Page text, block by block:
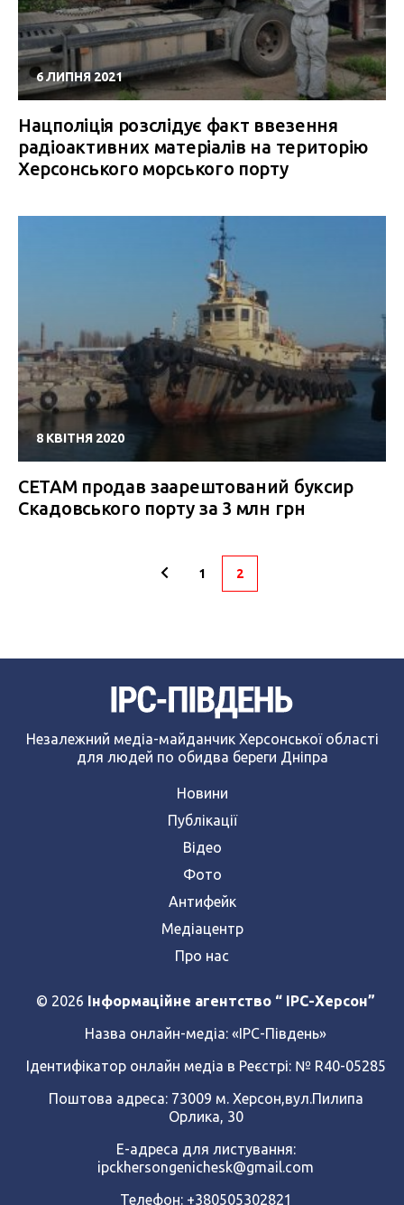
6 ЛИПНЯ 2021
Нацполіція розслідує факт ввезення
радіоактивних матеріалів на територію
Херсонського морського порту
8 КВІТНЯ 2020
СЕТАМ продав заарештований буксир
Скадовського порту за 3 млн грн
1 2
Незалежний медіа-майданчик Херсонської області
для людей по обидва береги Дніпра
Новини
Публікації
Відео
Фото
Антифейк
Медіацентр
Про нас
© 2026 Інформаційне агентство “ IPC-Херсон”
Назва онлайн-медіа: «ІРС-Південь»
Ідентифікатор онлайн медіа в Реєстрі: № R40-05285
Поштова адреса: 73009 м. Херсон,вул.Пилипа
Орлика, 30
Е-адреса для листування:
ipckhersongenichesk@gmail.com
Телефон: +380505302821